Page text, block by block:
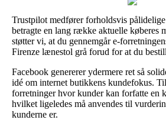
Trustpilot medfører forholdsvis
betragte en lang række aktuelle køberes
støtter vi, at du gennemgår e-
Firenze lænestol grå forud for at du
Facebook genererer ydermere ret så
idé om internet butikkens kundefokus.
forretninger hvor kunder kan forfatte en
hvilket ligeledes må anvendes til
kunderne er.